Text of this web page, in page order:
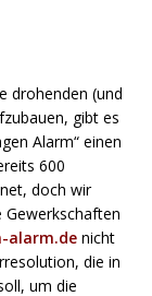
drohenden (und
gibt es
Alarm“ einen
600
doch wir
alarm.de nicht
die in
um die